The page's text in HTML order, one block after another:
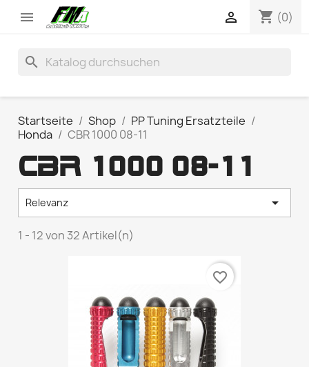
 shopping_cart (0)

search
Startseite Shop
PP Tuning Ersatzteile
Honda
CBR 1000 08-11
CBR 1000 08-11
Relevanz 
1 - 12 von 32 Artikel(n)
favorite_border